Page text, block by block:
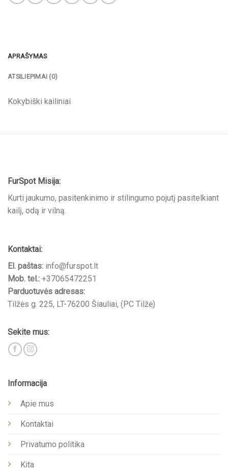
APRAŠYMAS
ATSILIEPIMAI (0)
Kokybiški kailiniai
FurSpot Misija:
Kurti jaukumo, pasitenkinimo ir stilingumo pojutį pasitelkiant
kailį, odą ir vilną.
Informacija
Apie mus
Kontaktai
Privatumo politika
Kita
Kontaktai:
El. paštas: info@furspot.lt
Mob. tel.: +37065472251
Parduotuvės adresas:
Tilžės g. 225, LT-76200 Šiauliai, (PC Tilžė)
Sekite mus: